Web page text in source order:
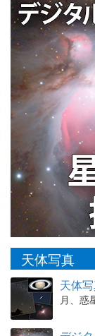
天体写真
天体
月、惑